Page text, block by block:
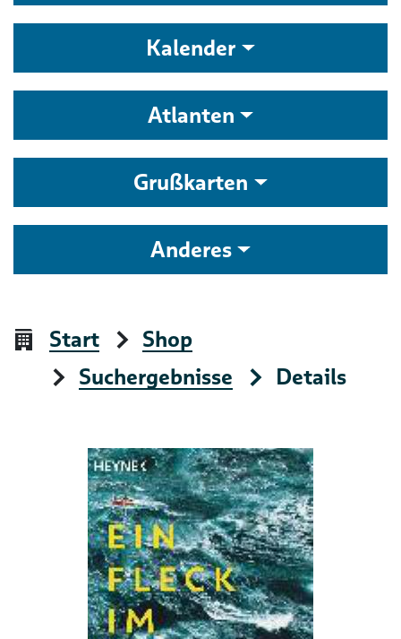
Kalender
Atlanten
Grußkarten
Anderes
Start
Shop
Suchergebnisse
Details